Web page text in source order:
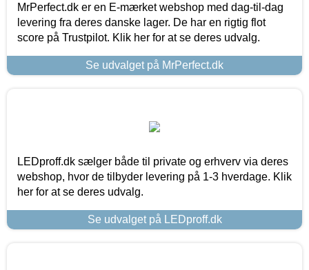
MrPerfect.dk er en E-mærket webshop med dag-til-dag
levering fra deres danske lager. De har en rigtig flot
score på Trustpilot. Klik her for at se deres udvalg.
Se udvalget på MrPerfect.dk
LEDproff.dk sælger både til private og erhverv via deres
webshop, hvor de tilbyder levering på 1-3 hverdage. Klik
her for at se deres udvalg.
Se udvalget på LEDproff.dk